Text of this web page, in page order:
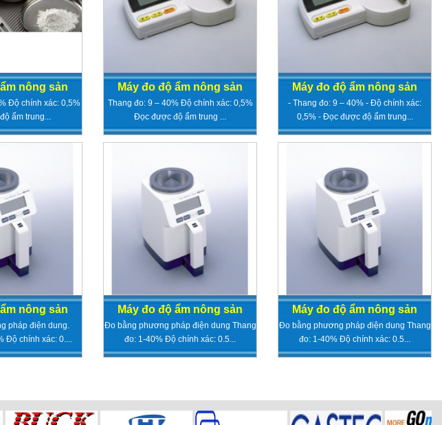
nông sản
Độ chính xác: 0,5%
ẩm trung...
Máy đo độ ẩm nông sản
Thang đo: 9 – 40% Độ chính xác: 0,5%
Đọc được độ ẩm trung ...
Máy đo độ ẩm nông sản
- Thang đo: 9 – 40% - Độ chính xác:
0,5% - Đọc được độ ẩm trung...
nông sản
pháp điện dung.
Độ chính xác: 0....
Máy đo độ ẩm nông sản
Đo bằng phương pháp điện dung Thang
đo: 1-40% Độ chính xác: 0.5...
Máy đo độ ẩm nông sản
Đo bằng phương pháp điện dung Thang
đo: 1-40% Độ chính xác: 0.5...